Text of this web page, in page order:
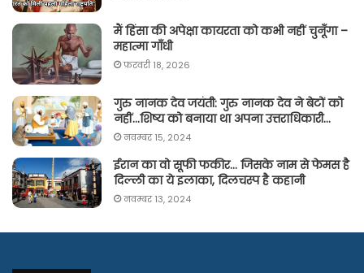
मैं हिंसा की अपेक्षा कायरता को कभी नहीं चुनूँगा –
महात्मा गाँधी
फ़रवरी 18, 2026
गुरु नानक देव जयंती: गुरु नानक देव ने बेटों को
नहीं…शिष्य को बनाया था अपना उत्तराधिकारी…
नवम्बर 15, 2024
ईरान का वो सूफी फकीर… जिसके नाम से फेमस है
दिल्ली का ये इलाका, दिलचस्प है कहानी
नवम्बर 13, 2024